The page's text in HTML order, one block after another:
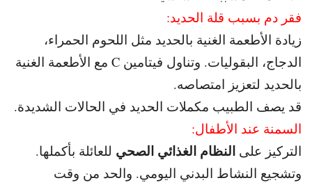
فقر دم بسبب قلة الحديد:
زيادة الأطعمة الغنية بالحديد مثل اللحوم الحمراء،
الدجاج، البقوليات. و
تناول فيتامين C مع الأطعمة الغنية
بالحديد لتعزيز امتصاصه.
قد يصف الطبيب مكملات الحديد في الحالات الشديدة.
السمنة عند الأطفال:
التركيز على النظام الغذائي الصحي للعائلة بأكملها.
وتشجيع النشاط البدني اليومي. والحد من وقت